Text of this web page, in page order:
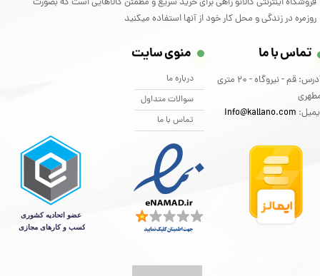
روزمره در زندگی و محل کار خود از آنها استفاده میکنید
تماس با ما
آدرس: قم - نیروگاه - 20 متری
info@kallano.com​​​​​​​
منوی سایت
درباره ما
سوالات متداول
تماس با ما